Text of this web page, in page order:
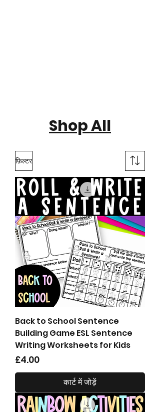
Shop All
फ़िल्टर
Back to School Sentence
Building Game ESL Sentence
Writing Worksheets for Kids
मूल्य
£4.00
कार्ट में जोड़ें